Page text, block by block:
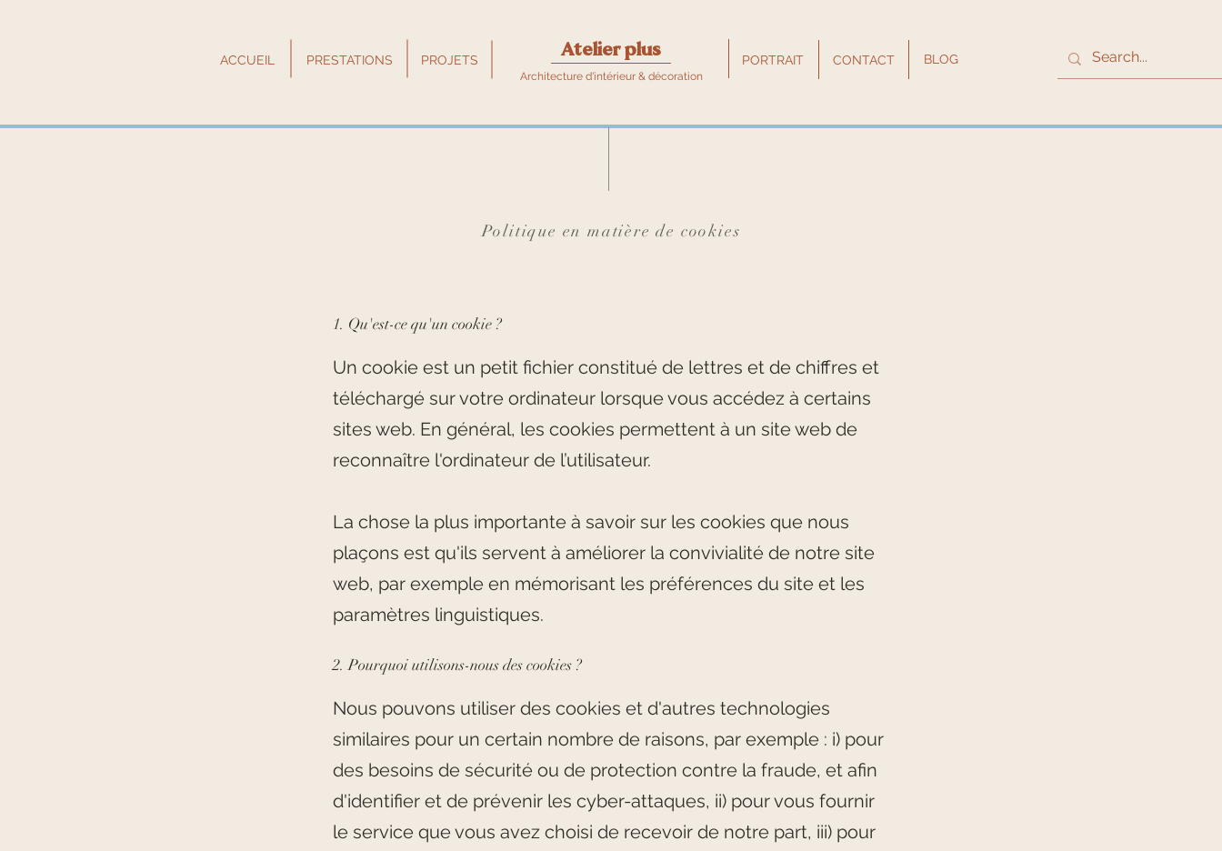
ACCUEIL PRESTATIONS PROJETS Atelier plus
Architecture d'intérieur & décoration
CONTACT BLOG
PORTRAIT
Politique en matière de cookies
1. Qu'est-ce qu'un cookie ?
Un cookie est un petit fichier constitué de lettres et de chiffres et
téléchargé sur votre ordinateur lorsque vous accédez à certains
sites web. En général, les cookies permettent à un site web de
reconnaître l'ordinateur de l’utilisateur.
La chose la plus importante à savoir sur les cookies que nous
plaçons est qu'ils servent à améliorer la convivialité de notre site
web, par exemple en mémorisant les préférences du site et les
paramètres linguistiques.
2. Pourquoi utilisons-nous des cookies ?
Nous pouvons utiliser des cookies et d'autres technologies
similaires pour un certain nombre de raisons, par exemple : i) pour
des besoins de sécurité ou de protection contre la fraude, et afin
d'identifier et de prévenir les cyber-attaques, ii) pour vous fournir
le service que vous avez choisi de recevoir de notre part, iii) pour